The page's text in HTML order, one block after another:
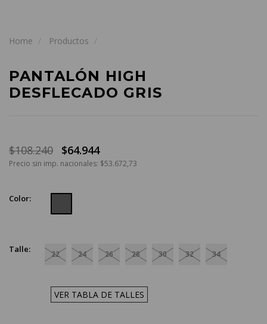
Home Productos
PANTALÓN HIGH
DESFLECADO GRIS
$108.240 $64.944
Precio sin imp. nacionales: $53.672,73
Color:
Talle: 22 24 26 28 30 32 34
VER TABLA DE TALLES